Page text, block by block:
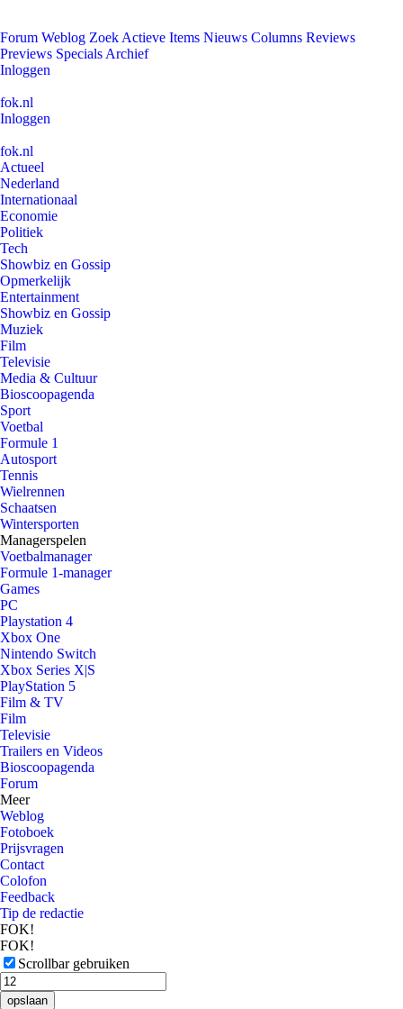
Forum Weblog Zoek Actieve Items Nieuws Columns Reviews
Previews Specials Archief
Inloggen
fok.nl
Inloggen
fok.nl
Actueel
Nederland
Internationaal
Economie
Politiek
Tech
Showbiz en Gossip
Opmerkelijk
Entertainment
Showbiz en Gossip
Muziek
Film
Televisie
Media & Cultuur
Bioscoopagenda
Sport
Voetbal
Formule 1
Autosport
Tennis
Wielrennen
Schaatsen
Wintersporten
Managerspelen
Voetbalmanager
Formule 1-manager
Games
PC
Playstation 4
Xbox One
Nintendo Switch
Xbox Series X|S
PlayStation 5
Film & TV
Film
Televisie
Trailers en Videos
Bioscoopagenda
Forum
Meer
Weblog
Fotoboek
Prijsvragen
Contact
Colofon
Feedback
Tip de redactie
FOK!
FOK!
Scrollbar gebruiken
opslaan